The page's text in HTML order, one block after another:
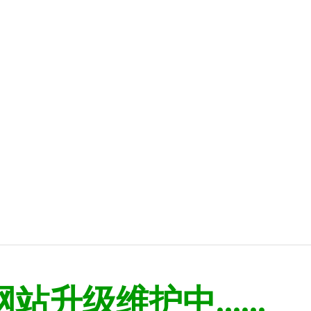
站升级维护中......